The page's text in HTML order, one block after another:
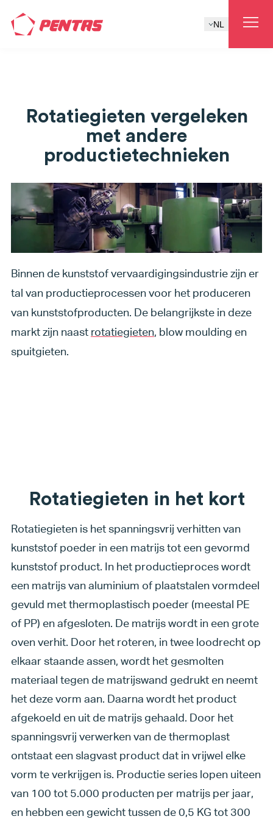
NL
Rotatiegieten vergeleken
met andere
productietechnieken
Binnen de kunststof vervaardigingsindustrie zijn er
tal van productieprocessen voor het produceren
van kunststofproducten. De belangrijkste in deze
markt zijn naast rotatiegieten, blow moulding en
spuitgieten.
Rotatiegieten in het kort
Rotatiegieten is het spanningsvrij verhitten van
kunststof poeder in een matrijs tot een gevormd
kunststof product. In het productieproces wordt
een matrijs van aluminium of plaatstalen vormdeel
gevuld met thermoplastisch poeder (meestal PE
of PP) en afgesloten. De matrijs wordt in een grote
oven verhit. Door het roteren, in twee loodrecht op
elkaar staande assen, wordt het gesmolten
materiaal tegen de matrijswand gedrukt en neemt
het deze vorm aan. Daarna wordt het product
afgekoeld en uit de matrijs gehaald. Door het
spanningsvrij verwerken van de thermoplast
ontstaat een slagvast product dat in vrijwel elke
vorm te verkrijgen is. Productie series lopen uiteen
van 100 tot 5.000 producten per matrijs per jaar,
en hebben een gewicht tussen de 0,5 KG tot 300